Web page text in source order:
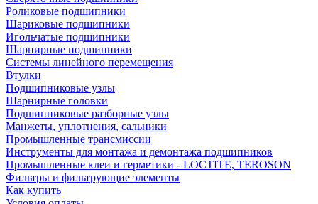
Роликовые подшипники
Шариковые подшипники
Игольчатые подшипники
Шарнирные подшипники
Системы линейного перемещения
Втулки
Подшипниковые узлы
Шарнирные головки
Подшипниковые разборные узлы
Манжеты, уплотнения, сальники
Промышленные трансмиссии
Инструменты для монтажа и демонтажа подшипников
Промышленные клеи и герметики - LOCTITE, TEROSON
Фильтры и фильтрующие элементы
Как купить